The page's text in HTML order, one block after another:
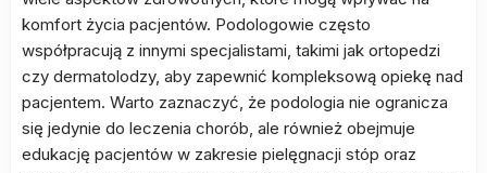
komfort życia pacjentów. Podologowie często
współpracują z innymi specjalistami, takimi jak ortopedzi
czy dermatolodzy, aby zapewnić kompleksową opiekę nad
pacjentem. Warto zaznaczyć, że podologia nie ogranicza
się jedynie do leczenia chorób, ale również obejmuje
edukację pacjentów w zakresie pielęgnacji stóp oraz